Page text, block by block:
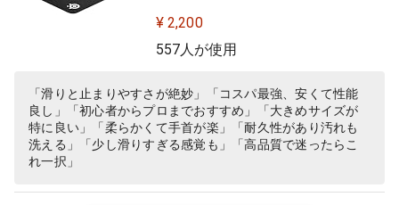
+ 63003
¥ 2,200
557人が使用
「滑りと止まりやすさが絶妙」「コスパ最強、安くて性能
良し」「初心者からプロまでおすすめ」「大きめサイズが
特に良い」「柔らかくて手首が楽」「耐久性があり汚れも
洗える」「少し滑りすぎる感覚も」「高品質で迷ったらこ
れ一択」